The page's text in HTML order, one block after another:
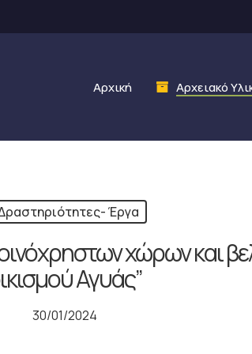
Αρχική Αρχειακό
Έργα
χώρων και
Αγυάς”
30/01/2024